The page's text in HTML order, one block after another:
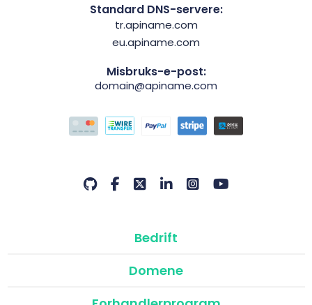
Standard DNS-servere:
tr.apiname.com
eu.apiname.com
Misbruks-e-post:
domain@apiname.com
Bedrift
Domene